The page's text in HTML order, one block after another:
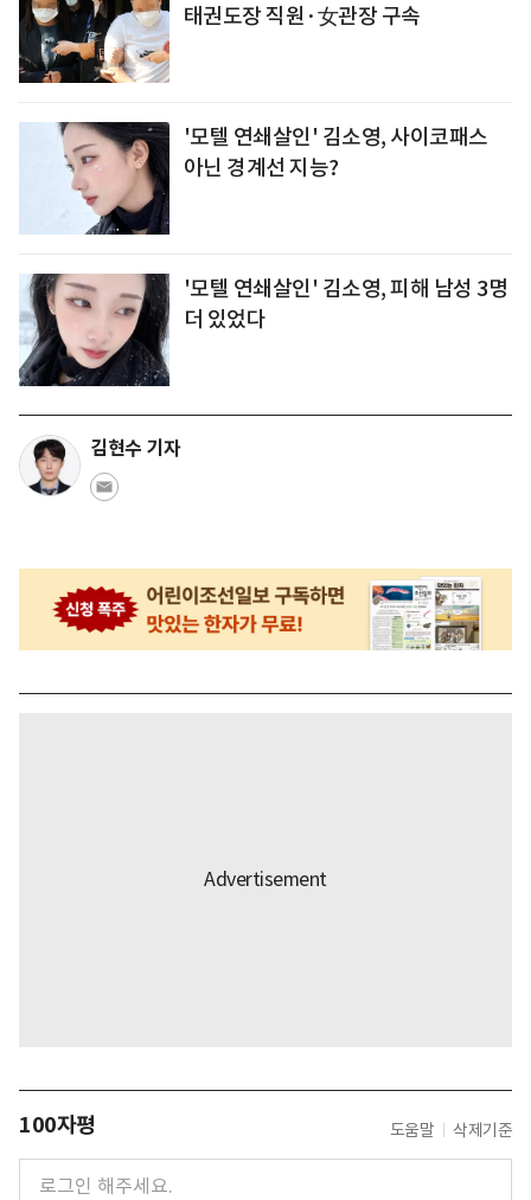
태권도장 직원·女관장 구속
'모텔 연쇄살인' 김소영, 사이코패스
아닌 경계선 지능?
'모텔 연쇄살인' 김소영, 피해 남성 3명
더 있었다
김현수 기자
100자평 도움말 삭제기준